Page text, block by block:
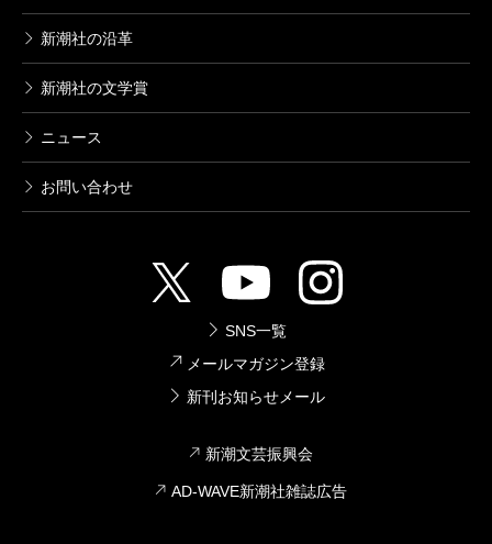
新潮社の沿革
新潮社の文学賞
ニュース
お問い合わせ
SNS一覧
メールマガジン登録
新刊お知らせメール
新潮文芸振興会
AD-WAVE新潮社雑誌広告